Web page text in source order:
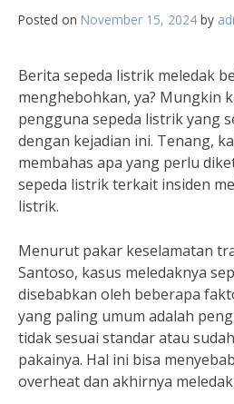
Posted on November 15, 2024 by
Berita sepeda listrik meledak
menghebohkan, ya? Mungkin
pengguna sepeda listrik yang
dengan kejadian ini. Tenang,
membahas apa yang perlu
sepeda listrik terkait insiden
listrik.
Menurut pakar keselamatan
Santoso, kasus meledaknya
disebabkan oleh beberapa
yang paling umum adalah
tidak sesuai standar atau
pakainya. Hal ini bisa
overheat dan akhirnya